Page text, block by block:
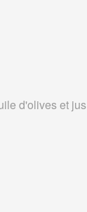
d'olives et jus